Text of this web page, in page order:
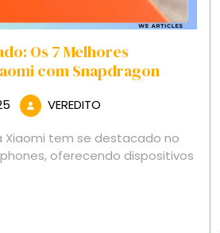
Os 7 Melhores
com Snapdragon
outubro
2025
VEREDITO
Xiaomi tem se destacado no
oferecendo dispositivos